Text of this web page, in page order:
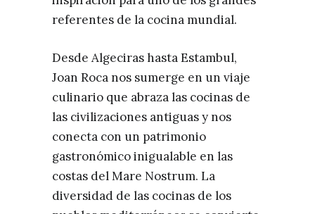
referentes de la cocina mundial.
Desde Algeciras hasta Estambul,
Joan Roca nos sumerge en un viaje
culinario que abraza las cocinas de
las civilizaciones antiguas y nos
conecta con un patrimonio
gastronómico inigualable en las
costas del Mare Nostrum. La
diversidad de las cocinas de los